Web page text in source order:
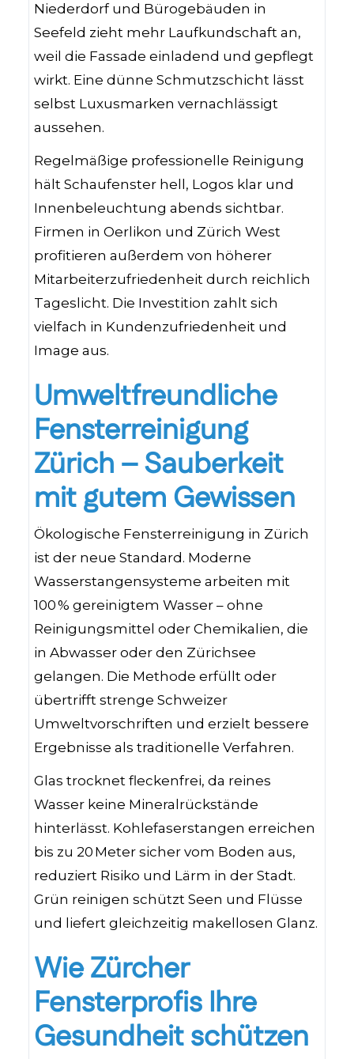
Niederdorf und Bürogebäuden in
Seefeld zieht mehr Laufkundschaft an,
weil die Fassade einladend und gepflegt
wirkt. Eine dünne Schmutzschicht lässt
selbst Luxusmarken vernachlässigt
aussehen.
Regelmäßige professionelle Reinigung
hält Schaufenster hell, Logos klar und
Innenbeleuchtung abends sichtbar.
Firmen in Oerlikon und Zürich West
profitieren außerdem von höherer
Mitarbeiterzufriedenheit durch reichlich
Tageslicht. Die Investition zahlt sich
vielfach in Kundenzufriedenheit und
Image aus.
Umweltfreundliche
Fensterreinigung
Zürich – Sauberkeit
mit gutem Gewissen
Ökologische Fensterreinigung in Zürich
ist der neue Standard. Moderne
Wasserstangensysteme arbeiten mit
100 % gereinigtem Wasser – ohne
Reinigungsmittel oder Chemikalien, die
in Abwasser oder den Zürichsee
gelangen. Die Methode erfüllt oder
übertrifft strenge Schweizer
Umweltvorschriften und erzielt bessere
Ergebnisse als traditionelle Verfahren.
Glas trocknet fleckenfrei, da reines
Wasser keine Mineralrückstände
hinterlässt. Kohlefaserstangen erreichen
bis zu 20 Meter sicher vom Boden aus,
reduziert Risiko und Lärm in der Stadt.
Grün reinigen schützt Seen und Flüsse
und liefert gleichzeitig makellosen Glanz.
Wie Zürcher
Fensterprofis Ihre
Gesundheit schützen